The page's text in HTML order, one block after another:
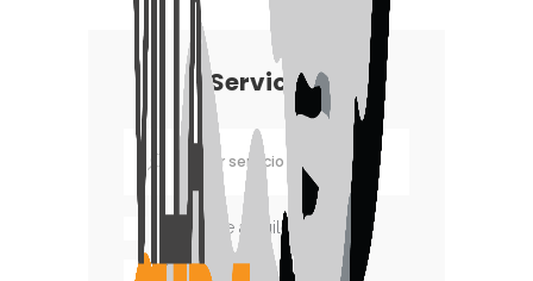
Servicios
Casas de alquiler
Cabañas